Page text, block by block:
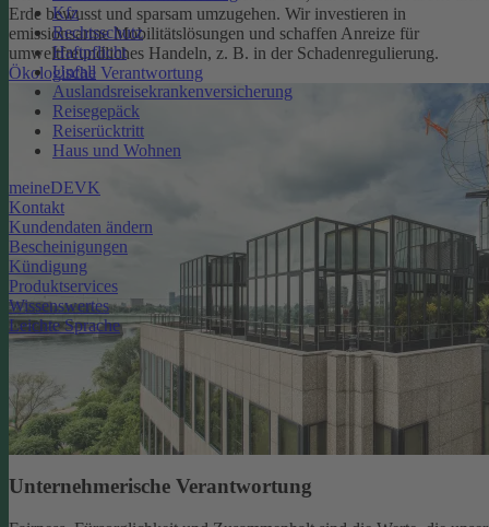
Kfz
Rechtsschutz
Haftpflicht
Unfall
Auslandsreisekrankenversicherung
Reisegepäck
Reiserücktritt
Haus und Wohnen
meineDEVK
Kontakt
Kundendaten ändern
Bescheinigungen
Kündigung
Produktservices
Wissenswertes
Leichte Sprache
Erde bewusst und sparsam umzugehen. Wir investieren in
emissionsarme Mobilitätslösungen und schaffen Anreize für
umweltfreundliches Handeln, z. B. in der Schadenregulierung.
Ökologische Verantwortung
Unternehmerische Verantwortung